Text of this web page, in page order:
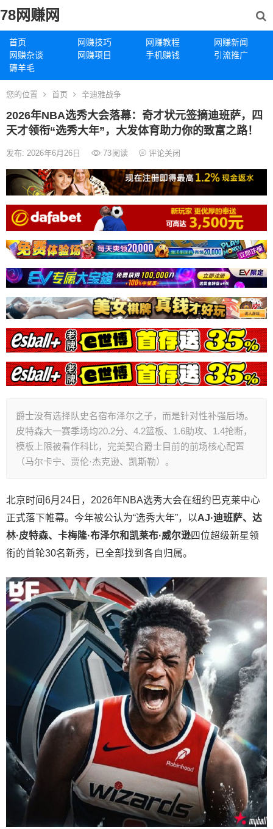
78网赚网
首页 网赚技巧 网赚教程
网赚新闻
网赚杂谈
网赚项目 手机赚钱
引流推广
薅羊毛
您的位置 首页 辛迪雅战争
2026年NBA选秀大会落幕：奇才状元签摘迪班萨，四
天才领衔“选秀大年”，大发体育助力你的致富之路！
发布: 2026年6月26日 73阅读 评论关闭
爵士没有选择队史名宿布泽尔之子，而是针对性补强后场。
皮特森大一赛季场均20.2分、4.2篮板、1.6助攻、1.4抢断，
模板上限被看作科比，完美契合爵士目前的前场核心配置
（马尔卡宁、贾伦·杰克逊、凯斯勒）。
北京时间6月24日，2026年NBA选秀大会在纽约巴克莱中心
正式落下帷幕。今年被公认为“选秀大年”，以AJ·迪班萨、达
林·皮特森、卡梅隆·布泽尔和凯莱布·威尔逊四位超级新星领
衔的首轮30名新秀，已全部找到各自归属。